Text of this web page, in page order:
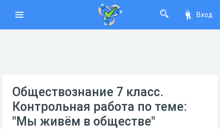
Вход
Обществознание 7 класс.
Контрольная работа по теме:
"Мы живём в обществе"